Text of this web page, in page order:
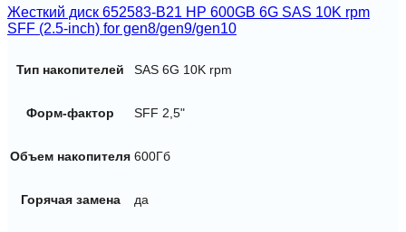
Жесткий диск 652583-B21 HP 600GB 6G SAS 10K rpm
SFF (2.5-inch) for gen8/gen9/gen10
Тип накопителей SAS 6G 10K rpm
Форм-фактор SFF 2,5"
Объем накопителя 600Гб
Горячая замена да